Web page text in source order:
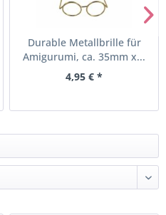
Durable Metallbrille für
Amigurumi, ca. 35mm x...
4,95 € *